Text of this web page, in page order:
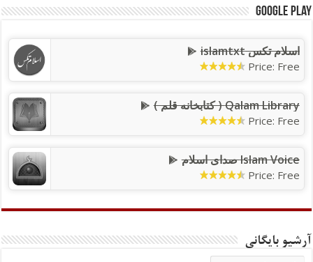
Google Play
اسلام تکس islamtxt
Price: Free
Qalam Library ( کتابخانه قلم )
Price: Free
Islam Voice صدای اسلام
Price: Free
آرشیو بایگانی